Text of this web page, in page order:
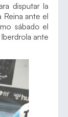
disputar la
Reina ante el
sábado el
ante